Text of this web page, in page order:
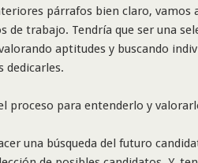
párrafos bien claro,
de trabajo. Tendría que ser una
aptitudes y buscando
dedicarles.
proceso para entenderlo y
una búsqueda del futuro